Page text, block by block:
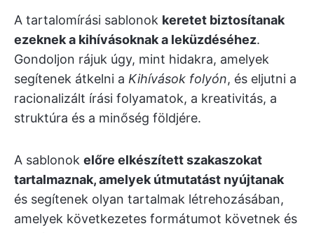
A tartalomírási sablonok keretet biztosítanak
ezeknek a kihívásoknak a leküzdéséhez.
Gondoljon rájuk úgy, mint hidakra, amelyek
segítenek átkelni a Kihívások folyón, és eljutni a
racionalizált írási folyamatok, a kreativitás, a
struktúra és a minőség földjére.
A sablonok előre elkészített szakaszokat
tartalmaznak, amelyek útmutatást nyújtanak
és segítenek olyan tartalmak létrehozásában,
amelyek következetes formátumot követnek és